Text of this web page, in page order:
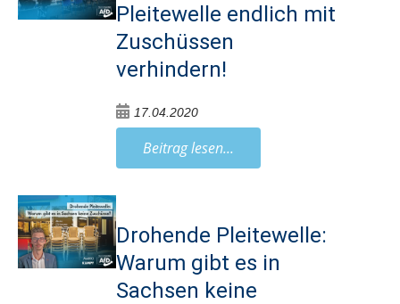
Pleitewelle endlich mit
Zuschüssen
verhindern!
17.04.2020
Beitrag lesen...
Drohende Pleitewelle:
Warum gibt es in
Sachsen keine